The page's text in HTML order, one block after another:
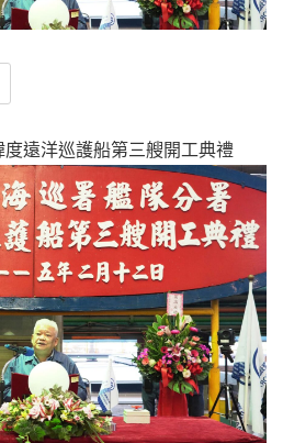
遠洋巡護船第三艘開工典禮